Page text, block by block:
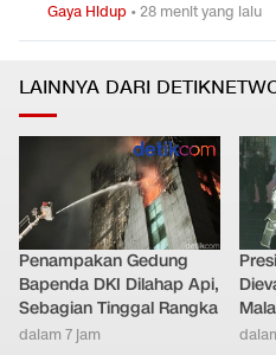
Gaya Hidup •28 menit yang lalu
LAINNYA DARI
Penampakan Gedung
Bapenda DKI Dilahap Api,
Sebagian Tinggal Rangka
dalam 7 jam